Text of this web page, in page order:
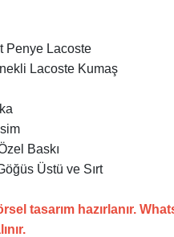
Penye Lacoste
Lacoste Kumaş
Baskı
Üstü ve Sırt
tasarım hazırlanır.